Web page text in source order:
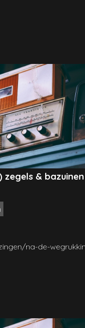
zegels & bazuinen
na-de-